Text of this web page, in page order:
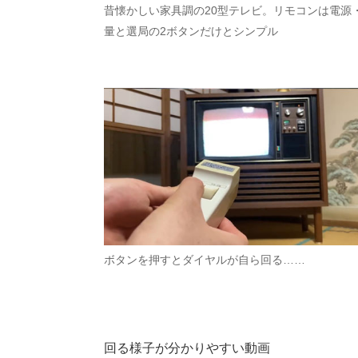
昔懐かしい家具調の20型テレビ。リモコンは電源
量と選局の2ボタンだけとシンプル
ボタンを押すとダイヤルが自ら回る……
回る様子が分かりやすい動画